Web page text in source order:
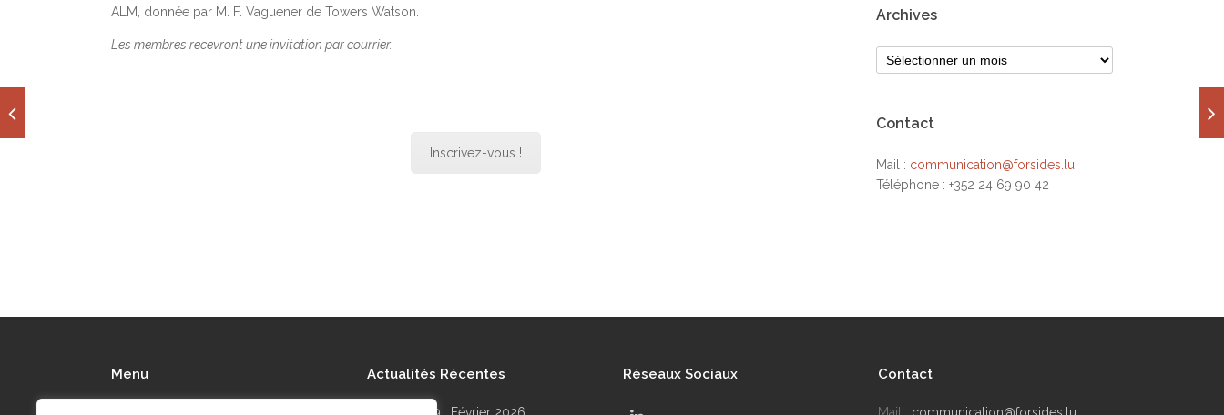
ALM, donnée par M. F. Vaguener de Towers Watson.
Les membres recevront une invitation par courrier.
Inscrivez-vous !
Archives
Contact
Mail : communication@forsides.lu
Téléphone : +352 24 69 90 42
Menu Actualités Récentes Réseaux Sociaux Contact